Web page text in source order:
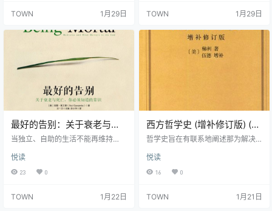
行为准则，开启了人类对智慧的追
会发现，所谓的确定信念或许不过
隐藏着未曾察觉的矛盾。这是一本
写给所有人的理性思考与对话指
TOWN 1月29日
一”。 从波德莱尔到陀思妥耶夫斯
到俄国革命……他向世界公开了他的
心灵，他的热诚，他在政治、文学
和思想上的信念——这是一次开诚
TOWN 1月29日
最好的告别：关于衰老与死
亡，你必须知道的常识 (阿图
当独立、自助的生活不能再维持
点的时刻，我们该和医生谈些什
么？应该如何优雅地跨越生命的终
点？对于这些问题，大多数人缺少
学、技术和陌生人来掌控。影响世
悦读
23 0
TOWN 1月22日
西方哲学史 (增补修订版) (梯
利／伍德) (epub,azw3,pdf)
哲学史旨在有联系地阐述那为解决
界而作的各种尝试。它是从古至今
探源究理的人类思想的发展史；不
仅按年代列举和解释各种哲学理
关系、产生的时期，以及提供哲学
悦读
16 0
TOWN 1月21日